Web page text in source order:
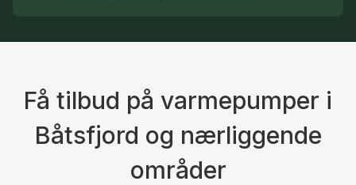
Få tilbud på varmepumper i
Båtsfjord og nærliggende
områder